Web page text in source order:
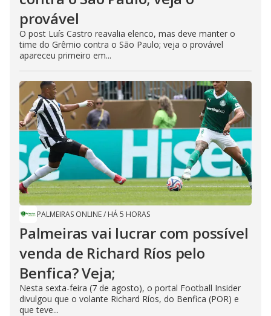
provável
O post Luís Castro reavalia elenco, mas deve manter o
time do Grêmio contra o São Paulo; veja o provável
apareceu primeiro em...
PALMEIRAS ONLINE/ HÁ 5 HORAS
Palmeiras vai lucrar com possível
venda de Richard Ríos pelo
Benfica? Veja;
Nesta sexta-feira (7 de agosto), o portal Football Insider
divulgou que o volante Richard Ríos, do Benfica (POR) e
que teve...